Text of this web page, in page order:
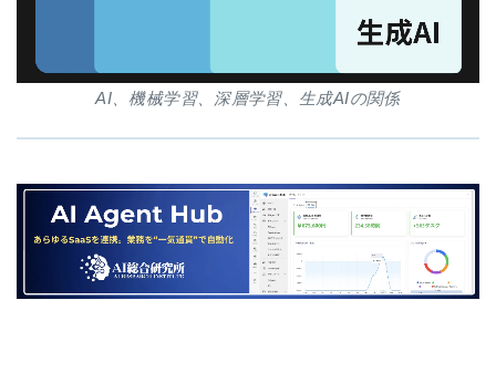
AI、機械学習、深層学習、生成AIの関係